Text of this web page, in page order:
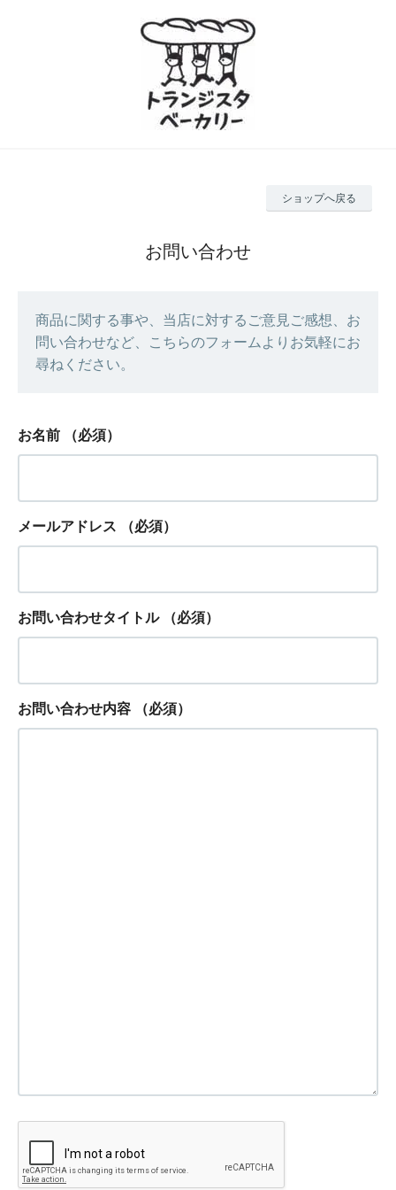
ショップへ戻る
お問い合わせ
商品に関する事や、当店に対するご意見ご感想、お
問い合わせなど、こちらのフォームよりお気軽にお
尋ねください。
お名前 （必須）
メールアドレス （必須）
お問い合わせタイトル （必須）
お問い合わせ内容 （必須）